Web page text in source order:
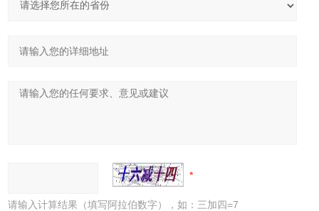
请输入计算结果（填写阿拉伯数字），如：三加四=7